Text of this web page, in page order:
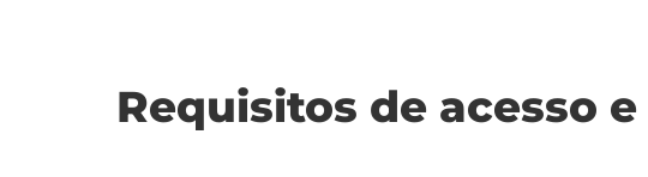
Requisitos de acesso